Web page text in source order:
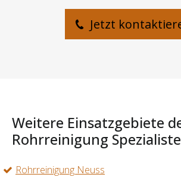
Jetzt
Weitere Einsatzgebiete
Rohrreinigung
Rohrreinigung Neuss